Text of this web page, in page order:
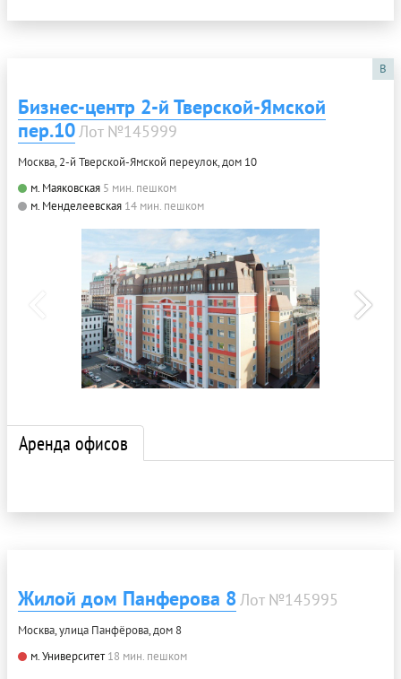
B
Бизнес-центр 2-й Тверской-Ямской
пер.10Лот №145999
Москва, 2-й Тверской-Ямской переулок, дом 10
м. Маяковская 5 мин. пешком
м. Менделеевская 14 мин. пешком
Аренда офисов
Жилой дом Панферова 8Лот №145995
Москва, улица Панфёрова, дом 8
м. Университет 18 мин. пешком